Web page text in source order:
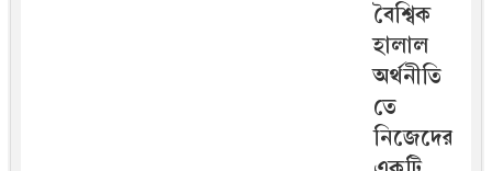
বৈশ্বিক
হালাল
অর্থনীতি
তে
নিজেদের